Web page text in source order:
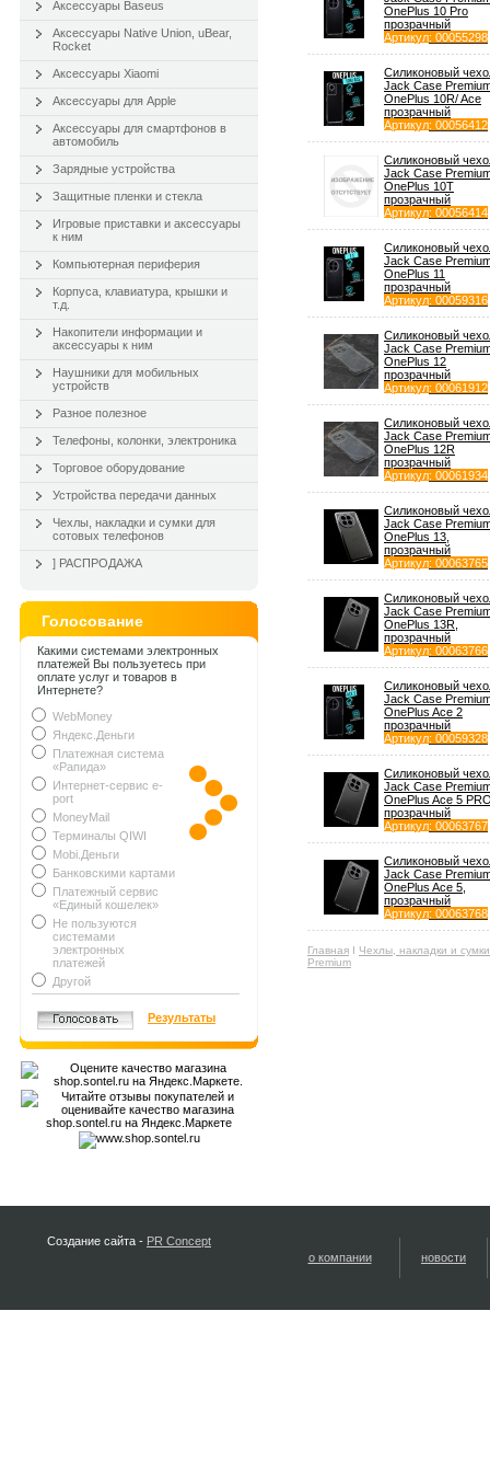
Аксессуары Baseus
Аксессуары Native Union, uBear,
Rocket
Аксессуары Xiaomi
Аксессуары для Apple
Аксессуары для смартфонов в
автомобиль
Зарядные устройства
Защитные пленки и стекла
Игровые приставки и аксессуары
к ним
Компьютерная периферия
Корпуса, клавиатура, крышки и
т.д.
Накопители информации и
аксессуары к ним
Наушники для мобильных
устройств
Разное полезное
Телефоны, колонки, электроника
Торговое оборудование
Устройства передачи данных
Чехлы, накладки и сумки для
сотовых телефонов
] РАСПРОДАЖА
Голосование
Какими системами электронных
платежей Вы пользуетесь при
оплате услуг и товаров в
Интернете?
WebMoney
Яндекс.Деньги
Платежная система
«Рапида»
Интернет-сервис e-
port
MoneyMail
Терминалы QIWI
Mobi.Деньги
Банковскими картами
Платежный сервис
«Единый кошелек»
Не пользуются
системами
электронных
платежей
Другой
Результаты
OnePlus 10 Pro
прозрачный
Артикул: 00055298
Силиконовый
Jack Case
OnePlus 10R/ Ace
прозрачный
Артикул: 00056412
Силиконовый
Jack Case
OnePlus 10T
прозрачный
Артикул: 00056414
Силиконовый
Jack Case
OnePlus 11
прозрачный
Артикул: 00059316
Силиконовый
Jack Case
OnePlus 12
прозрачный
Артикул: 00061912
Силиконовый
Jack Case
OnePlus 12R
прозрачный
Артикул: 00061934
Силиконовый
Jack Case
OnePlus 13,
прозрачный
Артикул: 00063765
Силиконовый
Jack Case
OnePlus 13R,
прозрачный
Артикул: 00063766
Силиконовый
Jack Case
OnePlus Ace 2
прозрачный
Артикул: 00059328
Силиконовый
Jack Case
OnePlus Ace 5
прозрачный
Артикул: 00063767
Силиконовый
Jack Case
OnePlus Ace 5,
прозрачный
Артикул: 00063768
Главная Ι Чехлы, накладки и
Premium
Создание сайта - PR Concept
о компании
новости